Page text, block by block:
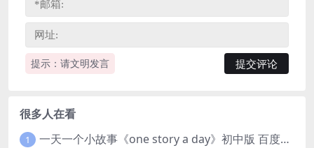
提示：请文明发言
很多人在看
1 一天一个小故事《one story a day》初中版 百度网盘分享下载